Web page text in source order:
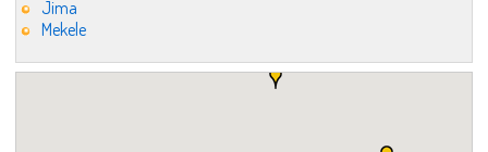
Jima
Mekele